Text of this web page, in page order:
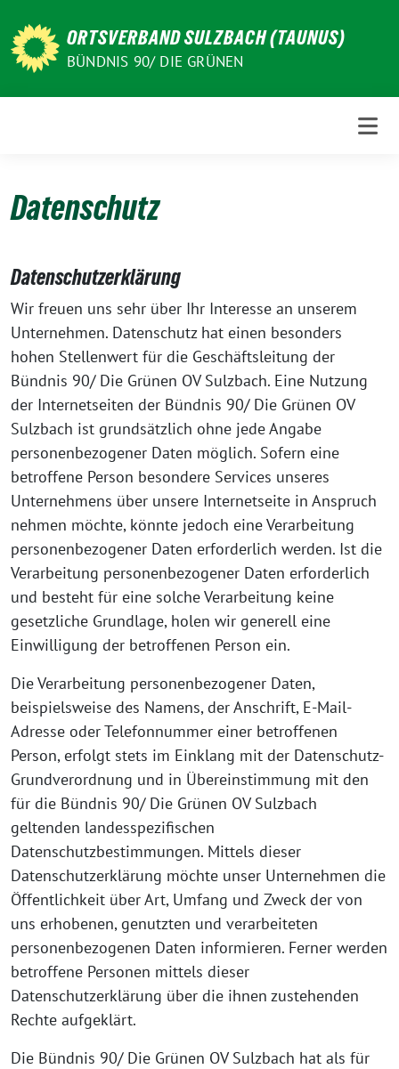
zum
Inhalt
ORTSVERBAND SULZBACH (TAUNUS)
BÜNDNIS 90/ DIE GRÜNEN
Datenschutz
Datenschutzerklärung
Wir freuen uns sehr über Ihr Interesse an unserem
Unternehmen. Datenschutz hat einen besonders
hohen Stellenwert für die Geschäftsleitung der
Bündnis 90/ Die Grünen OV Sulzbach. Eine Nutzung
der Internetseiten der Bündnis 90/ Die Grünen OV
Sulzbach ist grundsätzlich ohne jede Angabe
personenbezogener Daten möglich. Sofern eine
betroffene Person besondere Services unseres
Unternehmens über unsere Internetseite in Anspruch
nehmen möchte, könnte jedoch eine Verarbeitung
personenbezogener Daten erforderlich werden. Ist die
Verarbeitung personenbezogener Daten erforderlich
und besteht für eine solche Verarbeitung keine
gesetzliche Grundlage, holen wir generell eine
Einwilligung der betroffenen Person ein.
Die Verarbeitung personenbezogener Daten,
beispielsweise des Namens, der Anschrift, E-Mail-
Adresse oder Telefonnummer einer betroffenen
Person, erfolgt stets im Einklang mit der Datenschutz-
Grundverordnung und in Übereinstimmung mit den
für die Bündnis 90/ Die Grünen OV Sulzbach
geltenden landesspezifischen
Datenschutzbestimmungen. Mittels dieser
Datenschutzerklärung möchte unser Unternehmen die
Öffentlichkeit über Art, Umfang und Zweck der von
uns erhobenen, genutzten und verarbeiteten
personenbezogenen Daten informieren. Ferner werden
betroffene Personen mittels dieser
Datenschutzerklärung über die ihnen zustehenden
Rechte aufgeklärt.
Die Bündnis 90/ Die Grünen OV Sulzbach hat als für